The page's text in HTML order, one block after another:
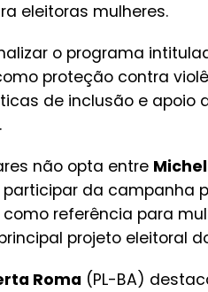
eleitoras mulheres.
o programa
proteção contra
de inclusão e apoio
não opta entre
da campanha
referência para
projeto eleitoral
Roma (PL-BA)